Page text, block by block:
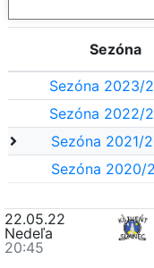
Sezóna
Sezóna 2023/
Sezóna 2022/
Sezóna 2021/
Sezóna 2020/
22.05.22
Nedeľa
20:45